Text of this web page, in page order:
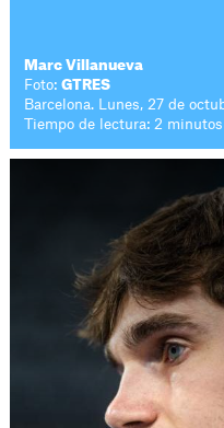
Marc Villanueva
Foto:GTRES
Barcelona. Lunes, 27 de
Tiempo de lectura: 2 minutos